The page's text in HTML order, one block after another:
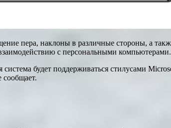
пера, наклоны в различные стороны, а
с персональными компьютерами.
будет поддерживаться стилусами